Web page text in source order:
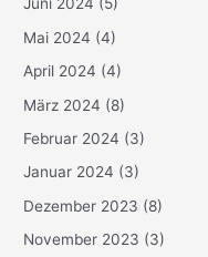
Juni 2024 (5)
Mai 2024 (4)
April 2024 (4)
März 2024 (8)
Februar 2024 (3)
Januar 2024 (3)
Dezember 2023 (8)
November 2023 (3)